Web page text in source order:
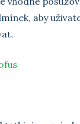
aby